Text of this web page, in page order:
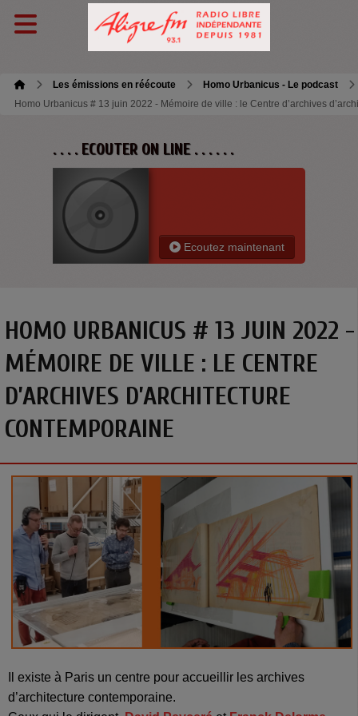
Les émissions en réécoute
Homo Urbanicus - Le podcast
Homo Urbanicus # 13 juin 2022 - Mémoire de ville : le Centre d’archives
. . . . ECOUTER ON LINE . . . . . .
Ecoutez maintenant
HOMO URBANICUS # 13 JUIN 2022 -
MÉMOIRE DE VILLE : LE CENTRE
D’ARCHIVES D’ARCHITECTURE
CONTEMPORAINE
Il existe à Paris un centre pour accueillir les archives
d’architecture contemporaine.